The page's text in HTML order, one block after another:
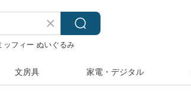
ッフィー ぬいぐるみ
文房具 家電・デジタル